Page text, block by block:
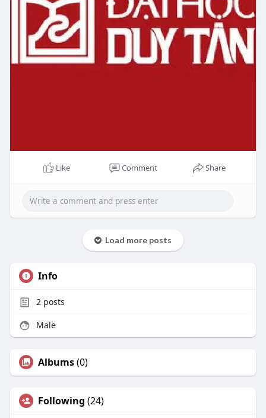
Like Comment Share
Load more posts
Info
2posts
Male
Albums(0)
Following (24)